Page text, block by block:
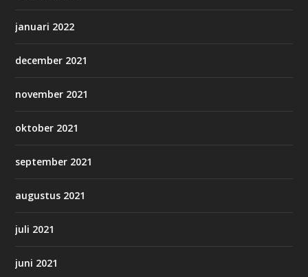
januari 2022
december 2021
november 2021
oktober 2021
september 2021
augustus 2021
juli 2021
juni 2021